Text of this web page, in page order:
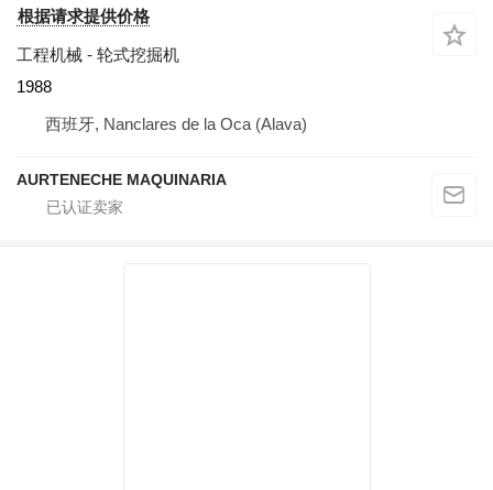
根据请求提供价格
工程机械 - 轮式挖掘机
1988
西班牙, Nanclares de la Oca (Alava)
AURTENECHE MAQUINARIA